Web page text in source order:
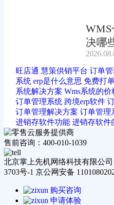
决哪
旺店通 慧策供销平台 订单
系统 erp是什么意思 免费打
系统解决方案 Wms系统的价
订单管理系统 跨境erp软件
订单管理解决方案 订单管理
进销存软件功能 进销存软件
售前咨询：400-010-1039
北京掌上先机网络科技有限公
3703号-1 京公网安备
购买咨询
申请体验